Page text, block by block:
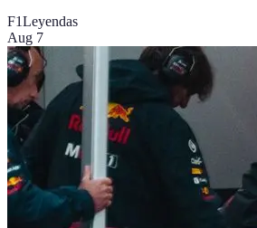
F1Leyendas
Aug 7